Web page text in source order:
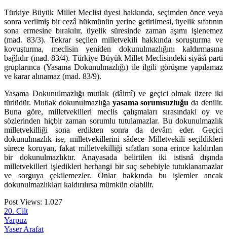
Türkiye Büyük Millet Meclisi üyesi hakkında, seçimden önce veya
sonra verilmiş bir cezâ hükmünün yerine getirilmesi, üyelik sıfatının
sona ermesine bırakılır, üyelik süresinde zaman aşımı işlenemez
(mad. 83/3). Tekrar seçilen milletvekili hakkında soruşturma ve
kovuşturma, meclisin yeniden dokunulmazlığını kaldırmasına
bağlıdır (mad. 83/4). Türkiye Büyük Millet Meclisindeki siyâsî parti
gruplarınca (Yasama Dokunulmazlığı) ile ilgili görüşme yapılamaz
ve karar alınamaz (mad. 83/9).
Yasama Dokunulmazlığı mutlak (dâimî) ve geçici olmak üzere iki
türlüdür. Mutlak dokunulmazlığa yasama sorumsuzluğuda denilir.
Buna göre, milletvekilleri meclis çalışmaları sırasındaki oy ve
sözlerinden hiçbir zaman sorumlu tutulamazlar. Bu dokunulmazlık
milletvekilliği sona erdikten sonra da devâm eder. Geçici
dokunulmazlık ise, milletvekillerini sâdece Milletvekili seçildikleri
sürece koruyan, fakat milletvekilliği sıfatları sona erince kaldırılan
bir dokunulmazlıktır. Anayasada belirtilen iki istisnâ dışında
milletvekilleri işledikleri herhangi bir suç sebebiyle tutuklanamazlar
ve sorguya çekilemezler. Onlar hakkında bu işlemler ancak
dokunulmazlıkları kaldırılırsa mümkün olabilir.
Post Views: 1.027
20. Cilt
Yazı
gezinmesi
Yarpuz
Yaser Arafat